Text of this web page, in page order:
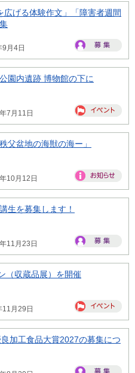
広げる体験作文」「障害者週間
月4日
園内遺跡 博物館の下に
7月11日
父盆地の海獣の海ー」
10月12日
生を募集します！
11月23日
（収蔵品展）を開催
月29日
加工食品大賞2027の募集につ